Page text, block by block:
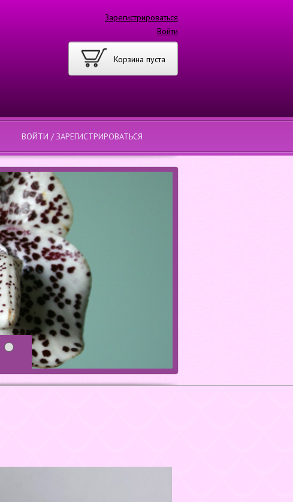
Корзина пуста
Зарегистрироваться
Войти
ВОЙТИ / ЗАРЕГИСТРИРОВАТЬСЯ
18